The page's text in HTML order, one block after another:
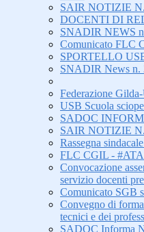
SAIR NOTIZIE
DOCENTI DI
SNADIR NEWS
Comunicato FLC
SPORTELLO
SNADIR News n.
Federazione
USB Scuola
SADOC
SAIR NOTIZIE
Rassegna
FLC CGIL -
Convocazione
servizio docenti
Comunicato SGB
Convegno di
tecnici e dei
SADOC Informa